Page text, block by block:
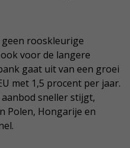
rooskleurige
voor de langere
gaat uit van een groei
met 1,5 procent per jaar.
sneller stijgt,
Polen, Hongarije en